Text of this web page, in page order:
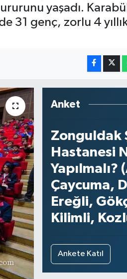
yaşadı.
31 genç, zorlu 4
Anket
Zonguldak
Hastanesi
Yapılmalı?
Çaycuma,
Ereğli,
Kilimli,
Ankete Katıl